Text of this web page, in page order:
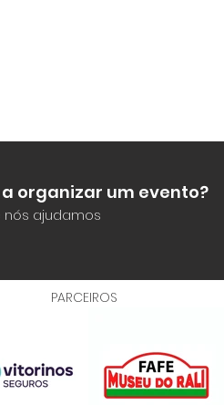
organizar um evento?
ajudamos
PARCEIROS